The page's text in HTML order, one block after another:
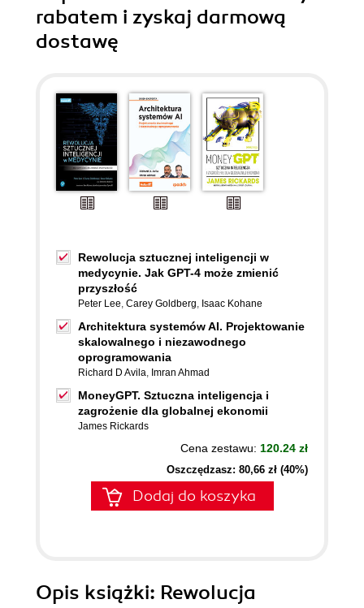
rabatem i zyskaj darmową
dostawę
Rewolucja sztucznej inteligencji w
medycynie. Jak GPT-4 może zmienić
przyszłość
Peter Lee, Carey Goldberg, Isaac Kohane
Architektura systemów AI. Projektowanie
skalowalnego i niezawodnego
oprogramowania
Richard D Avila, Imran Ahmad
MoneyGPT. Sztuczna inteligencja i
zagrożenie dla globalnej ekonomii
James Rickards
Cena zestawu: 120.24 zł
Oszczędzasz: 80,66 zł (40%)
Dodaj do koszyka
Opis książki: Rewolucja